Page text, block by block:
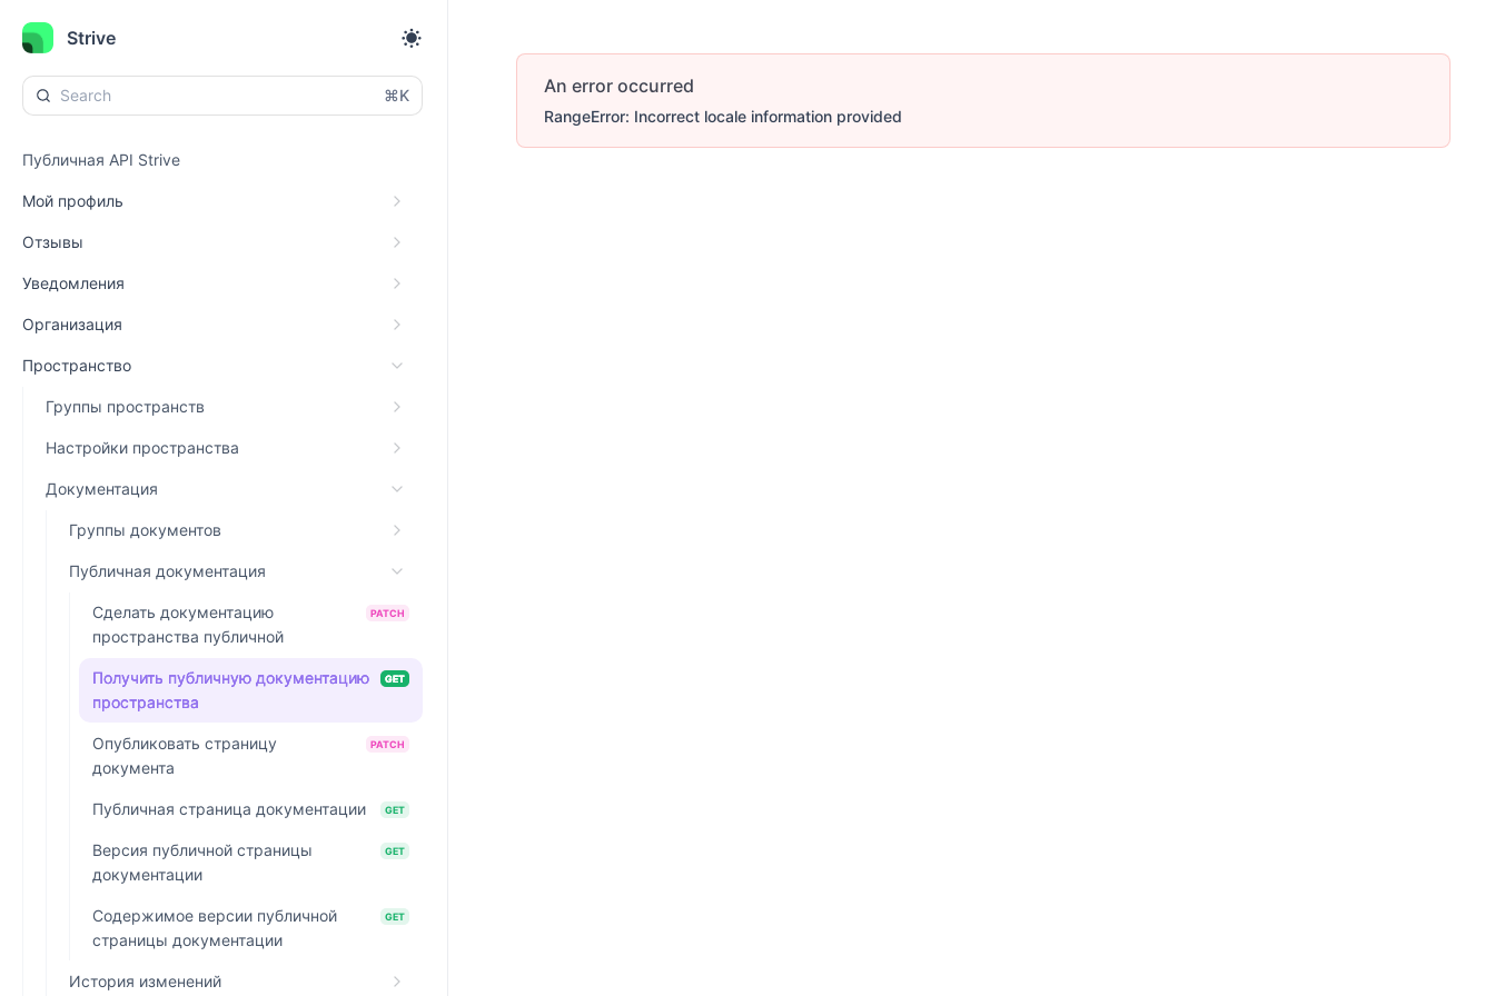
Strive
⌘K
Публичная API Strive
Мой профиль
Отзывы
Уведомления
Организация
Пространство
Группы пространств
Настройки пространства
Документация
Группы документов
Публичная документация
Сделать документацию
пространства публичной
PATCH
Получить публичную документацию
пространства
GET
Опубликовать страницу
документа
PATCH
Публичная страница документации GET
Версия публичной страницы
документации
GET
Содержимое версии публичной
страницы документации
GET
История изменений
An error occurred
RangeError: Incorrect locale information provided